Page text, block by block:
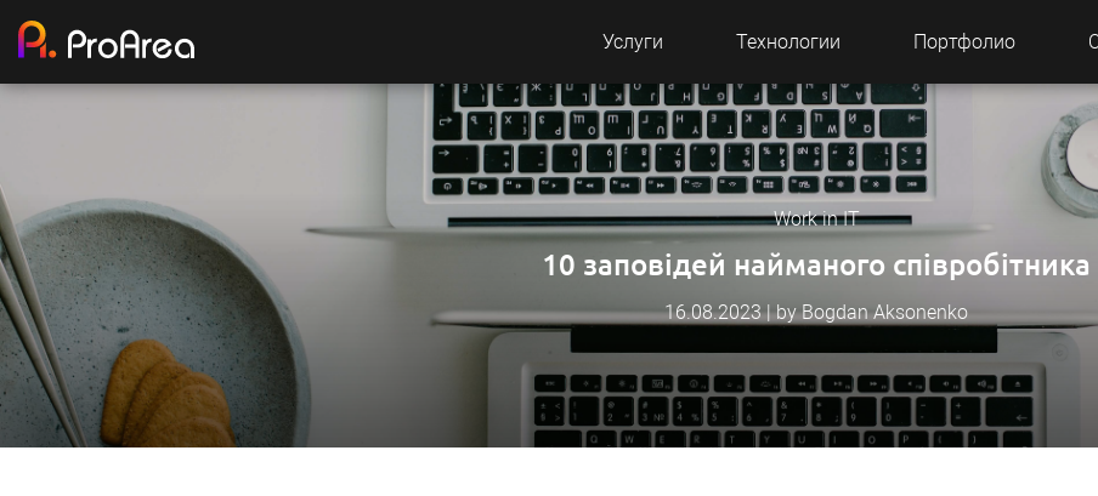
Услуги Технологии Портфолио
Work in IT
10 заповідей найманого співробітника
16.08.2023 | by Bogdan Aksonenko